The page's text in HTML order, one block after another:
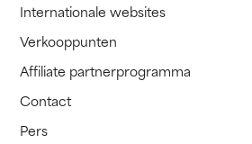
Internationale websites
Verkooppunten
Affiliate partnerprogramma
Contact
Pers